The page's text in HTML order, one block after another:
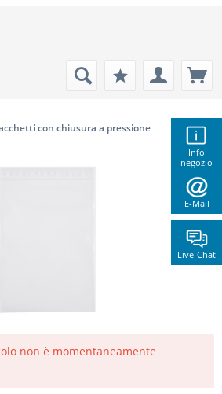
Info
negozio
E-Mail
Live-Chat
con chiusura a pressione
non è momentaneamente